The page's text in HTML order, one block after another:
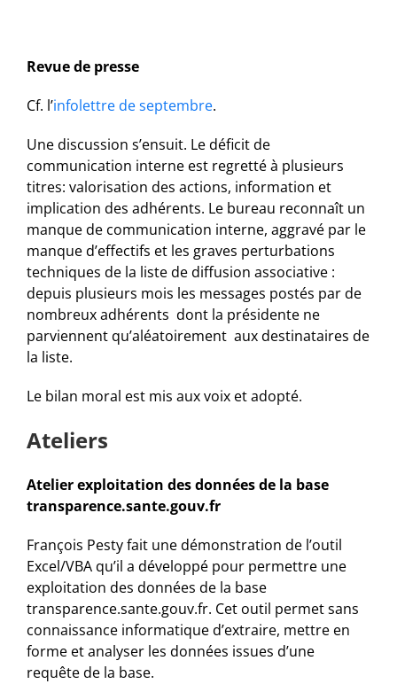
Revue de presse
Cf. l’infolettre de septembre.
Une discussion s’ensuit. Le déficit de
communication interne est regretté à plusieurs
titres: valorisation des actions, information et
implication des adhérents. Le bureau reconnaît un
manque de communication interne, aggravé par le
manque d’effectifs et les graves perturbations
techniques de la liste de diffusion associative :
depuis plusieurs mois les messages postés par de
nombreux adhérents dont la présidente ne
parviennent qu’aléatoirement aux destinataires de
la liste.
Le bilan moral est mis aux voix et adopté.
Ateliers
Atelier exploitation des données de la base
transparence.sante.gouv.fr
François Pesty fait une démonstration de l’outil
Excel/VBA qu’il a développé pour permettre une
exploitation des données de la base
transparence.sante.gouv.fr. Cet outil permet sans
connaissance informatique d’extraire, mettre en
forme et analyser les données issues d’une
requête de la base.